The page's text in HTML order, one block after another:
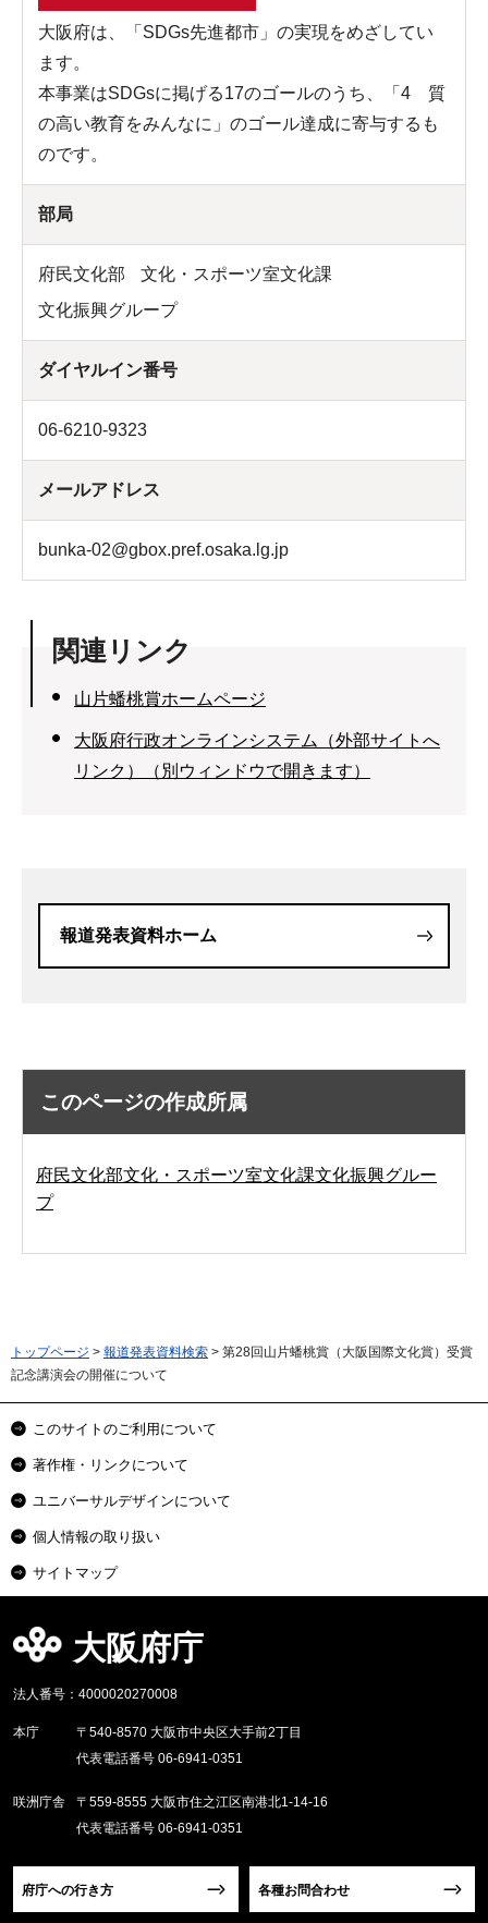
大阪府は、「SDGs先進都市」の実現をめざしてい
ます。
本事業はSDGsに掲げる17のゴールのうち、「4 質
の高い教育をみんなに」のゴール達成に寄与するも
のです。
部局
府民文化部
文化・スポーツ室文化課
文化振興グループ
ダイヤルイン番号
06-6210-9323
メールアドレス
bunka-02@gbox.pref.osaka.lg.jp
関連リンク
山片蟠桃賞ホームページ
大阪府行政オンラインシステム（外部サイトへ
リンク）（別ウィンドウで開きます）
報道発表資料ホーム
このページの作成所属
府民文化部文化・スポーツ室文化課文化振興グルー
プ
トップページ > 報道発表資料検索 > 第28回山片蟠桃賞（大阪国際文化賞）受賞
記念講演会の開催について
このサイトのご利用について
著作権・リンクについて
ユニバーサルデザインについて
個人情報の取り扱い
サイトマップ
大阪府庁
法人番号：4000020270008
本庁
〒540-8570 大阪市中央区大手前2丁目
代表電話番号 06-6941-0351
咲洲庁舎
〒559-8555 大阪市住之江区南港北1-14-16
代表電話番号 06-6941-0351
府庁への行き方 各種お問合わせ